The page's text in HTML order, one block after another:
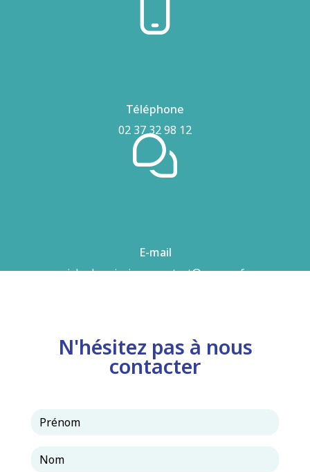
Téléphone
02 37 32 98 12
E-mail
airhydro.piscines-contact@orange.fr
N'hésitez pas à nous
contacter